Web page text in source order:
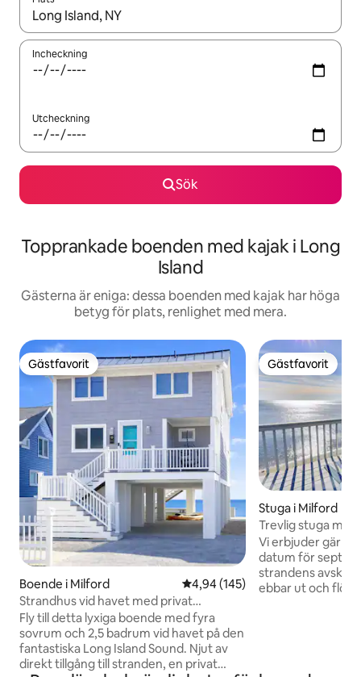
När resultaten är tillgängliga kan du navigera med upp- och
Incheckning
Utcheckning
Sök
Topprankade boenden med kajak i Long
Island
Gästerna är eniga: dessa boenden med kajak har höga
betyg för plats, renlighet med mera.
Gästfavorit
Gästfavorit
Boende i Milford 4,94 av 5 i genomsnittligt
4,94 (145)
Strandhus vid havet med privat
bubbelpool
Fly till detta lyxiga boende med fyra
sovrum och 2,5 badrum vid havet på den
fantastiska Long Island Sound. Njut av
direkt tillgång till stranden, en privat
Gästfavorit
Gästfavorit
Stuga i Milford
Trevlig stuga
spis
Vi erbjuder
datum för september. Kom
strandens
ebbar ut och flödar in.